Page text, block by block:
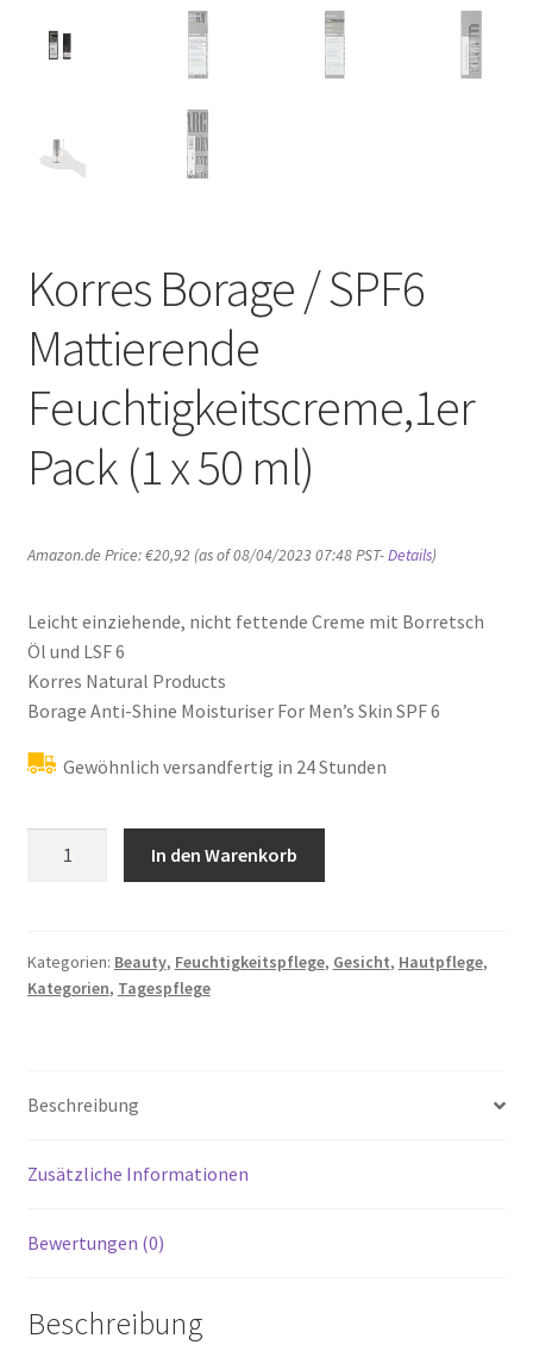
Korres Borage / SPF6
Mattierende
Feuchtigkeitscreme,1er
Pack (1 x 50 ml)
Amazon.de Price:€20,92 (as of 08/04/2023 07:48 PST-Details)
Leicht einziehende, nicht fettende Creme mit Borretsch
Öl und LSF 6
Korres Natural Products
Borage Anti-Shine Moisturiser For Men’s Skin SPF 6
Gewöhnlich versandfertig in 24 Stunden
Mattierende
Feuchtigkeitscreme,1er
50
Menge
In den Warenkorb
Kategorien: Beauty, Feuchtigkeitspflege, Gesicht, Hautpflege,
Kategorien, Tagespflege
Beschreibung
Zusätzliche Informationen
Bewertungen (0)
Beschreibung